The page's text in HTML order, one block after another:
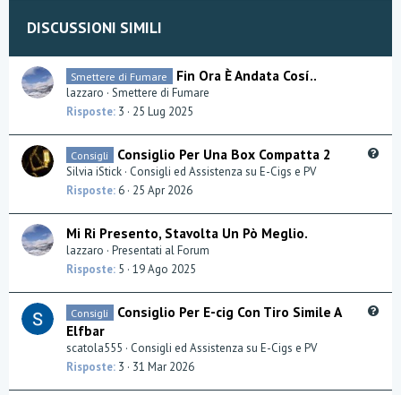
DISCUSSIONI SIMILI
Smettere di Fumare Fin Ora È Andata Cosí..
lazzaro Smettere di Fumare
Risposte 3 25 Lug 2025
Consigli Consiglio Per Una Box Compatta 2
Silvia iStick Consigli ed Assistenza su E-Cigs e PV
Risposte 6 25 Apr 2026
Mi Ri Presento, Stavolta Un Pò Meglio.
lazzaro Presentati al Forum
Risposte 5 19 Ago 2025
Consigli
Consiglio Per E-cig Con Tiro Simile A
Elfbar
scatola555
Consigli ed Assistenza su E-Cigs e PV
Risposte 3 31 Mar 2026